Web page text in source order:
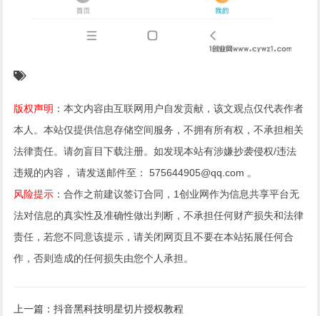
版权声明 ：本文内容由互联网用户自发贡献，该文观点仅代表作者
本人。本站仅提供信息存储空间服务，不拥有所有权，不承担相关
法律责任。请勿盲目下载注册。如发现本站有涉嫌抄袭侵权/违法
违规的内容， 请发送邮件至： 575644905@qq.com 。
风险提示 ：合作之前建议签订合同，1创业网作为信息共享平台无
法对信息的真实性及准确性做出判断，不承担任何财产损失和法律
责任，若您不同意该提示，请关闭网页且不要在本站拓展任何合
作，否则造成的任何损失由您个人承担。
上一篇：抖音黑科技明星切片授权教程